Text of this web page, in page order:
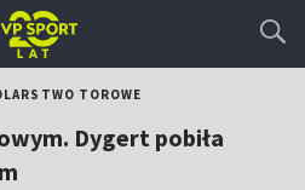
TOROWE
Dygert pobiła